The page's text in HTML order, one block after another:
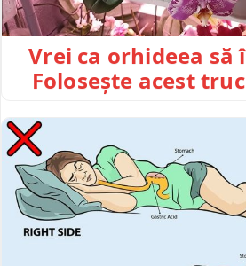
Vrei ca orhideea să
Folosește acest